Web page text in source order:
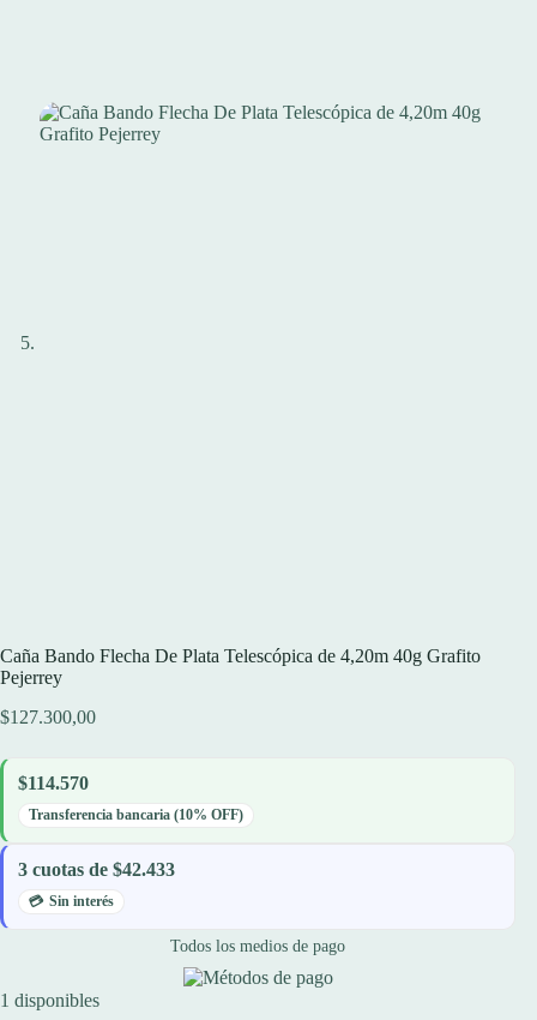
Caña Bando Flecha De Plata Telescópica de 4,20m 40g Grafito
Pejerrey
$127.300,00
$114.570
Transferencia bancaria (10% OFF)
3 cuotas de $42.433
Sin interés
Todos los medios de pago
1 disponibles